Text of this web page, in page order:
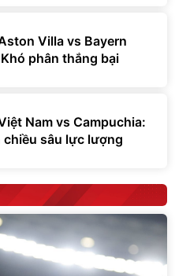
Villa vs Bayern
phân thắng bại
Nam vs Campuchia:
chiều sâu lực lượng